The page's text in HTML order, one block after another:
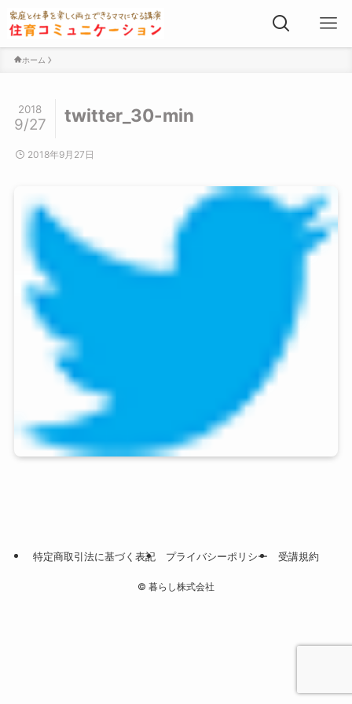
ホーム
twitter_30-min
2018
9/27
2018年9月27日
特定商取引法に基づく表記 プライバシーポリシー 受講規約
© 暮らし株式会社